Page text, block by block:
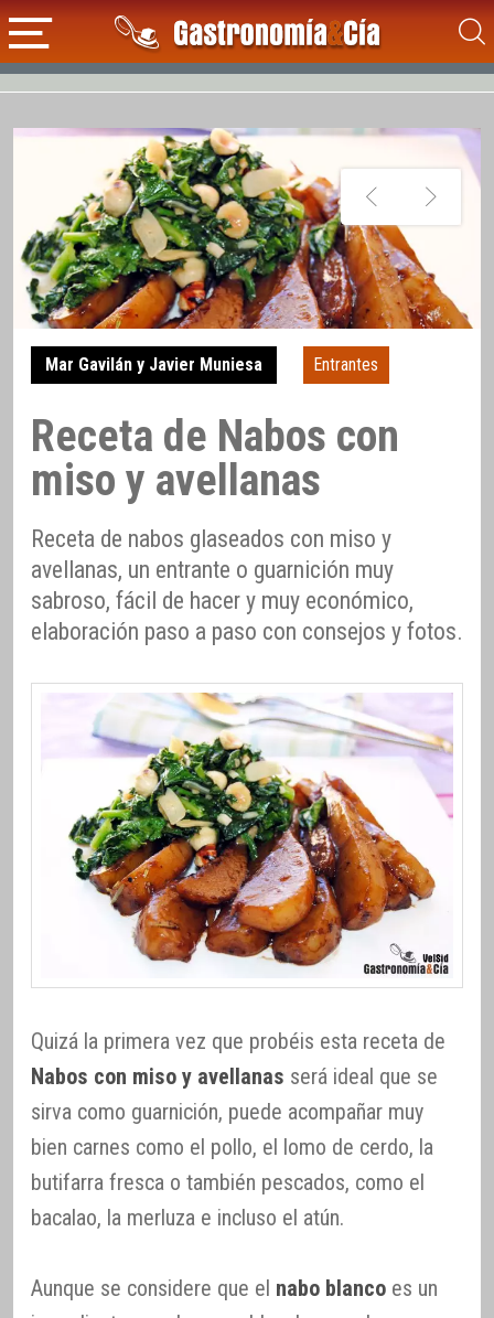
Mar Gavilán y Javier Muniesa Entrantes
Receta de Nabos con
miso y avellanas
Receta de nabos glaseados con miso y
avellanas, un entrante o guarnición muy
sabroso, fácil de hacer y muy económico,
elaboración paso a paso con consejos y fotos.
Quizá la primera vez que probéis esta receta de
Nabos con miso y avellanas será ideal que se
sirva como guarnición, puede acompañar muy
bien carnes como el pollo, el lomo de cerdo, la
butifarra fresca o también pescados, como el
bacalao, la merluza e incluso el atún.
Aunque se considere que el nabo blanco es un